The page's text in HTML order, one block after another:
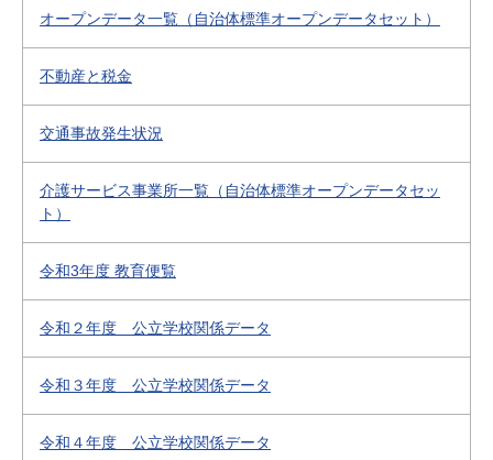
オープンデータ一覧（自治体標準オープンデータセット）
不動産と税金
交通事故発生状況
介護サービス事業所一覧（自治体標準オープンデータセッ
ト）
令和3年度 教育便覧
令和２年度 公立学校関係データ
令和３年度 公立学校関係データ
令和４年度 公立学校関係データ